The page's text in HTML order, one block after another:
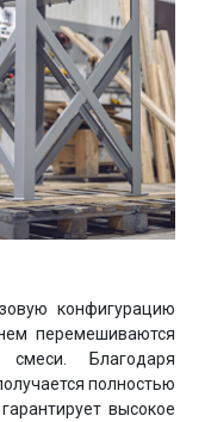
конфигурацию
перемешиваются
смеси. Благодаря
полностью
высокое